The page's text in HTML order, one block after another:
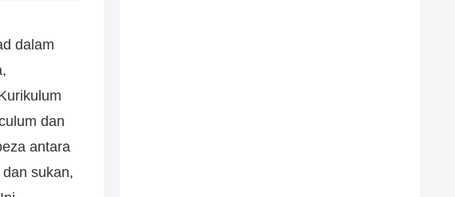
dalam
dan
antara
sukan,